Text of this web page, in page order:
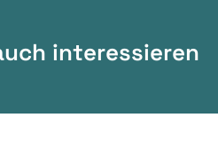
interessieren